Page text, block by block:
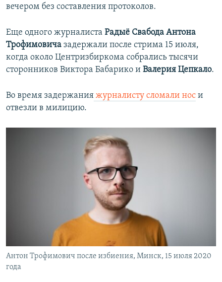
вечером без составления протоколов.
Еще одного журналиста Радыё Свабода Антона
Трофимовича задержали после стрима 15 июля,
когда около Центризбиркома собрались тысячи
сторонников Виктора Бабарико и Валерия Цепкало.
Во время задержания журналисту сломали нос и
отвезли в милицию.
Антон Трофимович после избиения, Минск, 15 июля 2020
года